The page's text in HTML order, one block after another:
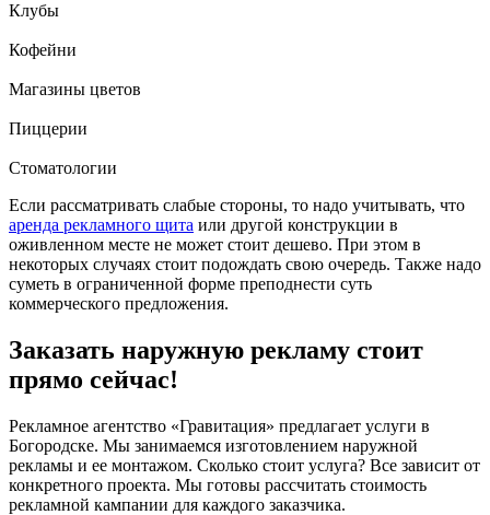
Клубы
Кофейни
Магазины цветов
Пиццерии
Стоматологии
Если рассматривать слабые стороны, то надо учитывать, что
аренда рекламного щита или другой конструкции в
оживленном месте не может стоит дешево. При этом в
некоторых случаях стоит подождать свою очередь. Также надо
суметь в ограниченной форме преподнести суть
коммерческого предложения.
Заказать наружную рекламу стоит
прямо сейчас!
Рекламное агентство «Гравитация» предлагает услуги в
Богородске. Мы занимаемся изготовлением наружной
рекламы и ее монтажом. Сколько стоит услуга? Все зависит от
конкретного проекта. Мы готовы рассчитать стоимость
рекламной кампании для каждого заказчика.